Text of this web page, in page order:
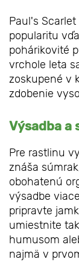
Paul's
popularitu
pohárikovité
vrchole leta
zoskupené v
zdobenie
Výsadba
Pre rastlinu
znáša
obohatenú
výsadbe
pripravte
umiestnite
humusom
najmä v